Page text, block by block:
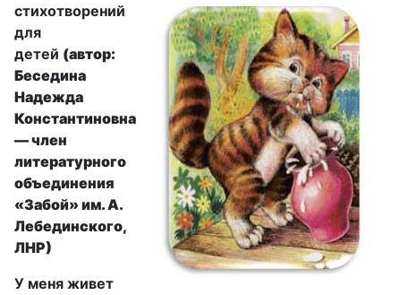
стихотворений
для
детей (автор:
Беседина
Надежда
Константиновна
— член
литературного
объединения
«Забой» им. А.
Лебединского,
ЛНР)
У меня живет